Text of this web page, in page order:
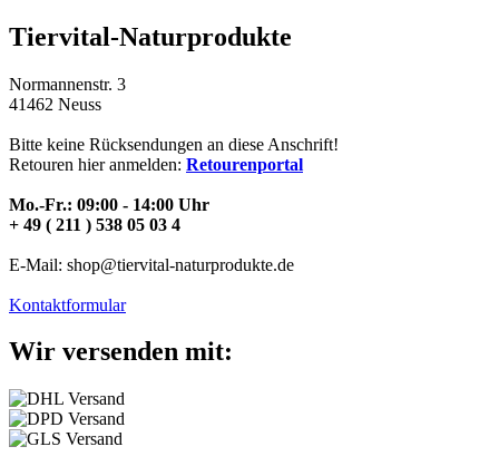
Tiervital-Naturprodukte
Normannenstr. 3
41462 Neuss
Bitte keine Rücksendungen an diese Anschrift!
Retouren hier anmelden: Retourenportal
Mo.-Fr.: 09:00 - 14:00 Uhr
+ 49 ( 211 ) 538 05 03 4
E-Mail: shop@tiervital-naturprodukte.de
Kontaktformular
Wir versenden mit: